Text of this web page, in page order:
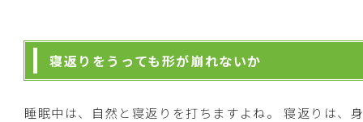
寝返りをうっても形が崩れないか
睡眠中は、自然と寝返りを打ちますよね。 寝返りは、